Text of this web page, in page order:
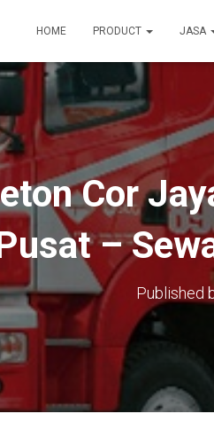
HOME PRODUCT JASA
Cor
–
Published